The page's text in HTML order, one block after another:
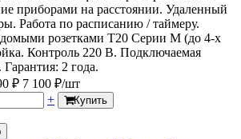
приборами на расстоянии. Удаленный
Работа по расписанию / таймеру.
розетками Т20 Серии М (до 4-х
Контроль 220 В. Подключаемая
2 года.
₽ 7 100 ₽/шт
+ Купить